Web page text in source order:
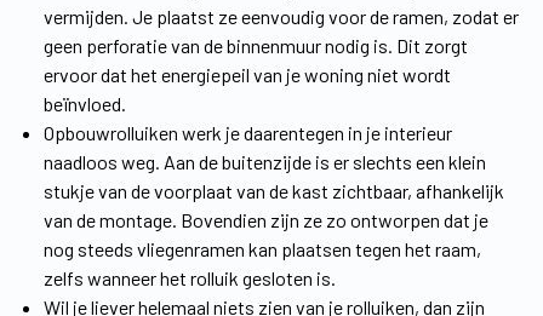
vermijden. Je plaatst ze eenvoudig voor de ramen, zodat er
geen perforatie van de binnenmuur nodig is. Dit zorgt
ervoor dat het energiepeil van je woning niet wordt
beïnvloed.
Opbouwrolluiken werk je daarentegen in je interieur
naadloos weg. Aan de buitenzijde is er slechts een klein
stukje van de voorplaat van de kast zichtbaar, afhankelijk
van de montage. Bovendien zijn ze zo ontworpen dat je
nog steeds vliegenramen kan plaatsen tegen het raam,
zelfs wanneer het rolluik gesloten is.
Wil je liever helemaal niets zien van je rolluiken, dan zijn